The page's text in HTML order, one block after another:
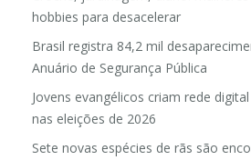
hobbies para desacelerar
Brasil registra 84,2 mil
Anuário de Segurança Pública
Jovens evangélicos criam rede
nas eleições de 2026
Sete novas espécies de rãs são